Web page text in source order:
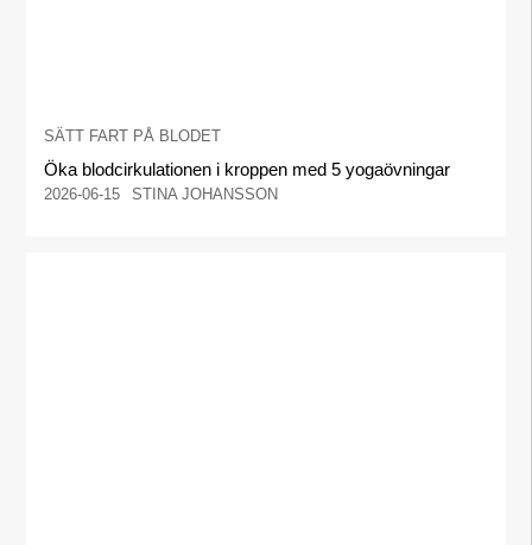
SÄTT FART PÅ BLODET
Öka blodcirkulationen i kroppen med 5 yogaövningar
2026-06-15 STINA JOHANSSON